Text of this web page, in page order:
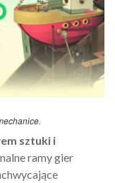
sztuki i
ramy gier